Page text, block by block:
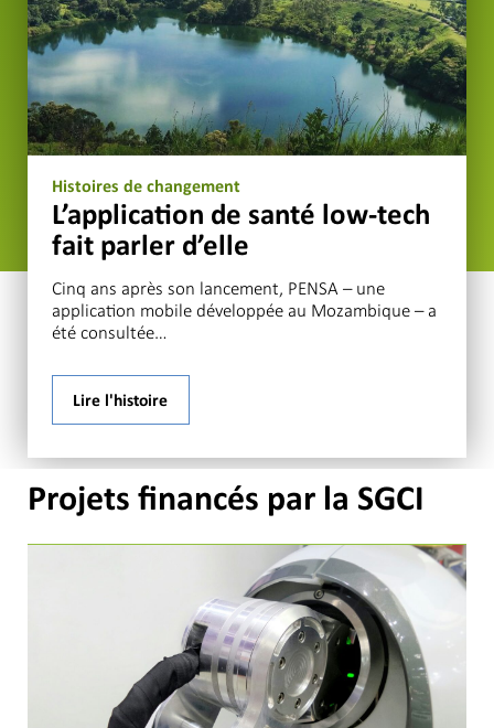
Histoires de changement
L’application de santé low-tech
fait parler d’elle
Cinq ans après son lancement, PENSA – une
application mobile développée au Mozambique – a
été consultée…
Lire l'histoire
Projets financés par la SGCI